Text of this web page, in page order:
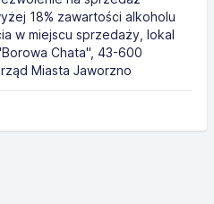
18% zawartości alkoholu
w miejscu sprzedaży, lokal
Chata", 43-600
Miasta Jaworzno